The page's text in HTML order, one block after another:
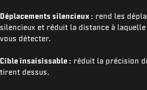
Déplacements silencieux : rend les
silencieux et réduit la distance à
vous détecter.
Cible insaisissable : réduit la précision
tirent dessus.